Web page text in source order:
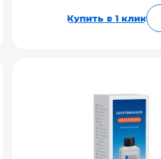
Купить в 1 клик